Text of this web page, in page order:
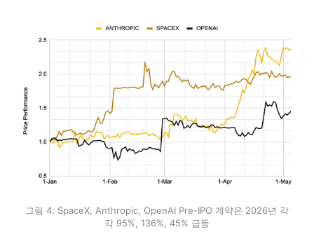
그림 4: SpaceX, Anthropic, OpenAI Pre-IPO 계약은 2026년 각
각 95%, 136%, 45% 급등